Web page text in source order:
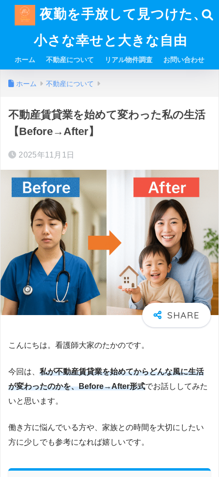
夜勤を手放して見つけた、
小さな幸せと大きな自由
ホーム 不動産について リアル物件調査 お問い合わせ
ホーム 不動産について
不動産賃貸業を始めて変わった私の生活
【Before→After】
2025年11月1日
こんにちは。看護師大家のたかのです。
今回は、 私が不動産賃貸業を始めてからどんな風に生活
が変わったのかを、Before→After形式でお話ししてみた
いと思います。
働き方に悩んでいる方や、家族との時間を大切にしたい
方に少しでも参考になれば嬉しいです。